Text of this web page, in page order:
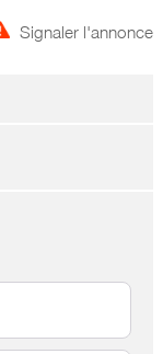
Signaler l'annonce